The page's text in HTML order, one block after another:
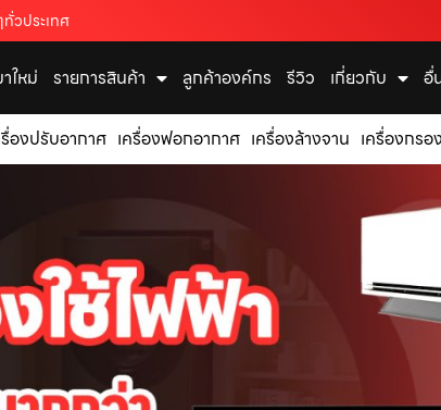
ทั่วประเทศ
ใหม่ รายการสินค้า ลูกค้าองค์กร รีวิว เกี่ยวกับ อื่
รื่องปรับอากาศ เครื่องฟอกอากาศ เครื่องล้างจาน เครื่องกรอ